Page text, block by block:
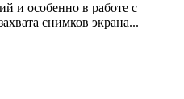
и особенно в работе с
снимков экрана...